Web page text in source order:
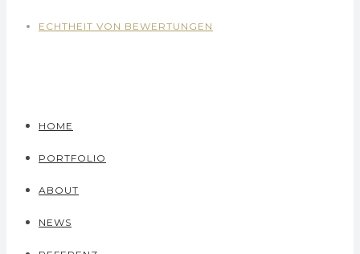
ECHTHEIT VON BEWERTUNGEN
HOME
PORTFOLIO
ABOUT
NEWS